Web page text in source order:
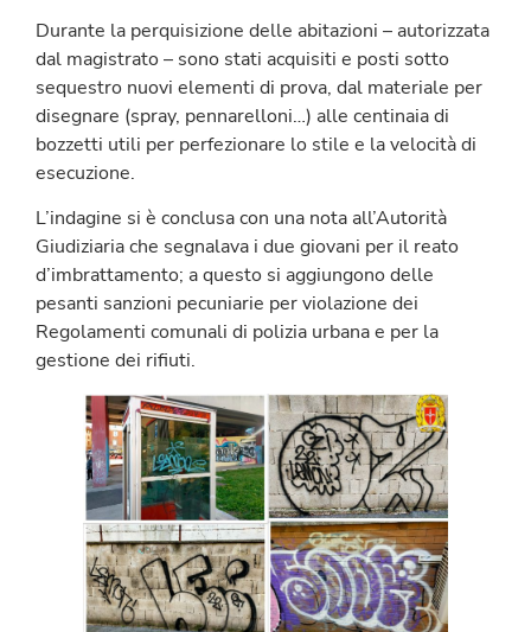
Durante la perquisizione delle abitazioni – autorizzata
dal magistrato – sono stati acquisiti e posti sotto
sequestro nuovi elementi di prova, dal materiale per
disegnare (spray, pennarelloni…) alle centinaia di
bozzetti utili per perfezionare lo stile e la velocità di
esecuzione.
L’indagine si è conclusa con una nota all’Autorità
Giudiziaria che segnalava i due giovani per il reato
d’imbrattamento; a questo si aggiungono delle
pesanti sanzioni pecuniarie per violazione dei
Regolamenti comunali di polizia urbana e per la
gestione dei rifiuti.